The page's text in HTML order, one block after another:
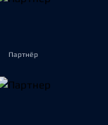
Партнёр